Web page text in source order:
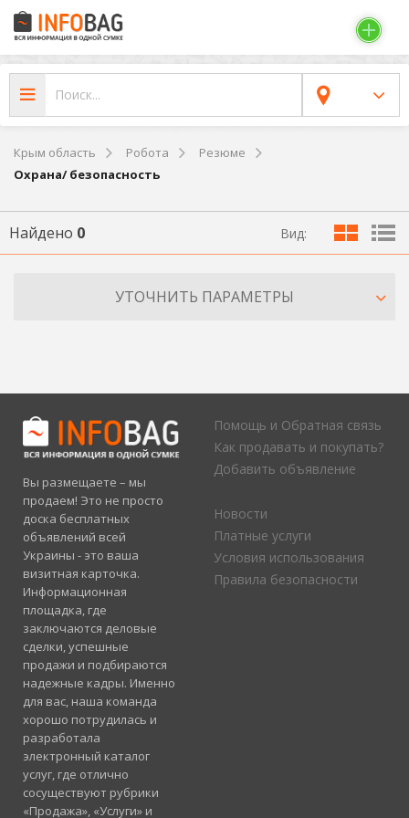
Крым область Робота
Резюме
Охрана/ безопасность
Найдено 0 Вид:
УТОЧНИТЬ ПАРАМЕТРЫ
Вы размещаете – мы
продаем! Это не просто
доска бесплатных
объявлений всей
Украины - это ваша
визитная карточка.
Информационная
площадка, где
заключаются деловые
сделки, успешные
продажи и подбираются
надежные кадры. Именно
для вас, наша команда
хорошо потрудилась и
разработала
электронный каталог
услуг, где отлично
сосуществуют рубрики
«Продажа», «Услуги» и
Помощь и Обратная связь
Как продавать и покупать?
Добавить объявление
Новости
Платные услуги
Условия использования
Правила безопасности